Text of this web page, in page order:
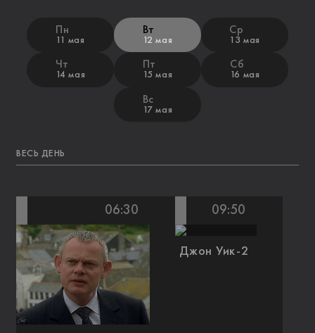
Пн
11 мая
Вт
12 мая
Ср
13 мая
Чт
14 мая
Пт
15 мая
Сб
16 мая
Вс
17 мая
ВЕСЬ ДЕНЬ
06:30 09:50
Джон Уик-2